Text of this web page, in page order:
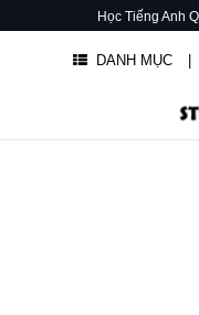
Học Tiếng Anh
DANH MỤC